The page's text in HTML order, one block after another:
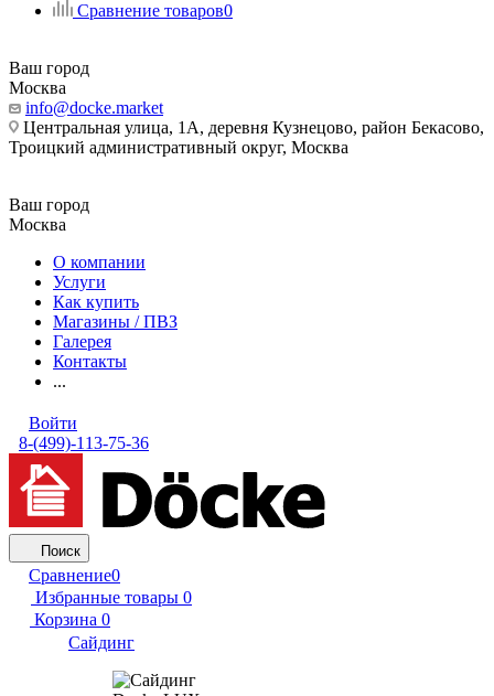
Сравнение товаров0
Ваш город
Москва
info@docke.market
Центральная улица, 1А, деревня Кузнецово, район Бекасово,
Троицкий административный округ, Москва
Ваш город
Москва
О компании
Услуги
Как купить
Магазины / ПВЗ
Галерея
Контакты
...
Войти
8-(499)-113-75-36
Поиск
Сравнение0
Избранные товары 0
Корзина 0
Сайдинг